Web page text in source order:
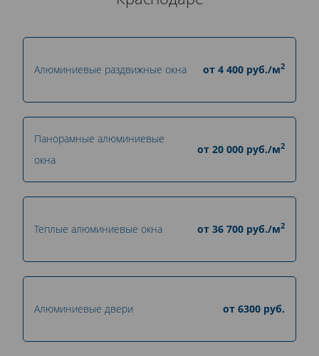
Алюминиевые раздвижные окна от 4 400 руб./м2
Панорамные алюминиевые
окна
от 20 000 руб./м2
Теплые алюминиевые окна от 36 700 руб./м2
Алюминиевые двери от 6300 руб.